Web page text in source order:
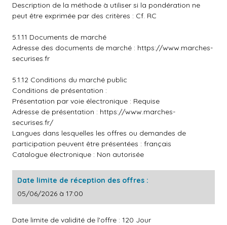
Description de la méthode à utiliser si la pondération ne
peut être exprimée par des critères : Cf. RC
5.1.11 Documents de marché
Adresse des documents de marché : https://www.marches-
securises.fr
5.1.12 Conditions du marché public
Conditions de présentation :
Présentation par voie électronique : Requise
Adresse de présentation : https://www.marches-
securises.fr/
Langues dans lesquelles les offres ou demandes de
participation peuvent être présentées : français
Catalogue électronique : Non autorisée
Date limite de réception des offres :
05/06/2026 à 17:00
Date limite de validité de l'offre : 120 Jour